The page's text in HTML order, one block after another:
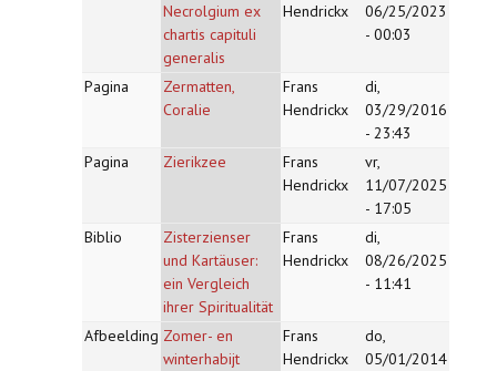
Necrolgium ex
chartis capituli
generalis
Hendrickx
06/25/2023
- 00:03
Pagina
Zermatten,
Coralie
Frans
Hendrickx
di,
03/29/2016
- 23:43
Pagina
Zierikzee
Frans
Hendrickx
vr,
11/07/2025
- 17:05
Biblio
Zisterzienser
und Kartäuser:
ein Vergleich
ihrer Spiritualität
Frans
Hendrickx
di,
08/26/2025
- 11:41
Afbeelding Zomer- en
winterhabijt
Frans
Hendrickx
do,
05/01/2014